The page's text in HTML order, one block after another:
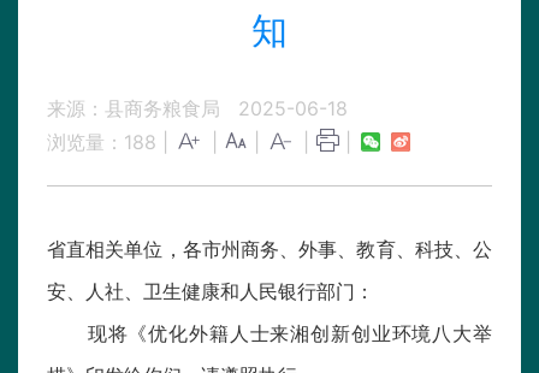
知
来源：县商务粮食局
2025-06-18
浏览量： 188
省直相关单位，各市州商务、外事、教育、科技、公
安、人社、卫生健康和人民银行部门：
现将《优化外籍人士来湘创新创业环境八大举